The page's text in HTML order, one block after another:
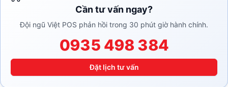
Cần tư vấn ngay?
Đội ngũ Việt POS phản hồi trong 30 phút giờ hành chính.
0935 498 384
Đặt lịch tư vấn